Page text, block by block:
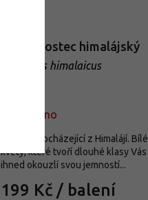
Liliochvostec himalájský
Eremurus himalaicus
Vyprodáno
199 Kč / balení
Rostlina pocházející z Himalájí. Bílé
květy, které tvoří dlouhé klasy Vás
ihned okouzlí svou jemností...